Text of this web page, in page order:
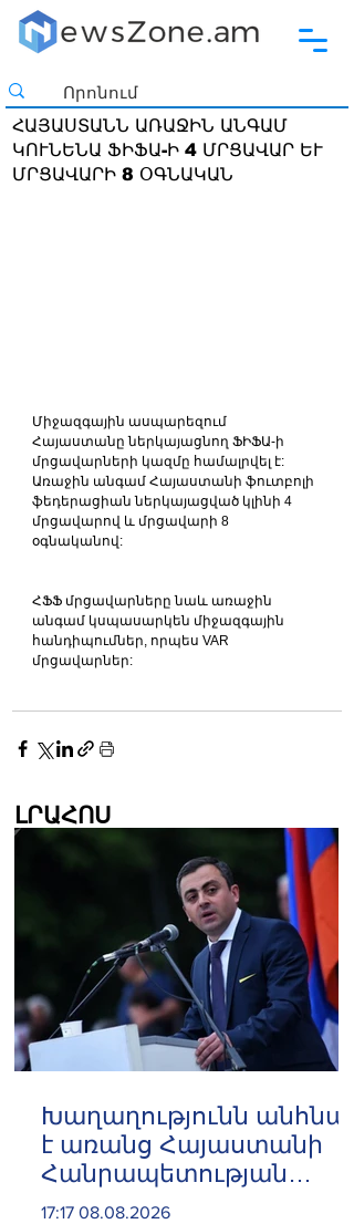
ՀԱՅԱՍՏԱՆՆ ԱՌԱՋԻՆ ԱՆԳԱՄ
ԿՈՒՆԵՆԱ ՖԻՖԱ-Ի 4 ՄՐՑԱՎԱՐ ԵՒ
ՄՐՑԱՎԱՐԻ 8 ՕԳՆԱԿԱՆ
Միջազգային ասպարեզում
Հայաստանը ներկայացնող ՖԻՖԱ-ի
մրցավարների կազմը համալրվել է:
Առաջին անգամ Հայաստանի ֆուտբոլի
ֆեդերացիան ներկայացված կլինի 4
մրցավարով և մրցավարի 8
օգնականով:
ՀՖՖ մրցավարները նաև առաջին
անգամ կսպասարկեն միջազգային
հանդիպումներ, որպես VAR
մրցավարներ:
ԼՐԱՀՈՍ
Խաղաղությունն անհնար
է առանց Հայաստանի
Հանրապետության
ինքնիշխան տարածքից
17:17 08.08.2026